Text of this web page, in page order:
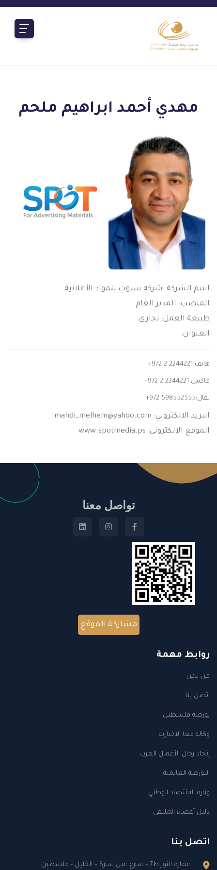
مهدي أحمد ابراهيم ملحم
اسم الشركة: شركة سبوت للمواد الأعلانية
المنصب: المدير العام
طبيعة العمل: تجاري
العنوان:
هاتف: +972 2 2244221
فاكس: +972 2 2244221
نقال:+972 598552555
البريد الالكتروني: mahdi_melhem@yahoo.com
الموقع الالكتروني: www.spotmedia.ps
تواصل معنا
مشاركة الموقع
روابط مهمة
من نحن
اتصل بنا
بورصة فلسطين
وكالة معا الاخبارية
إتحاد رجال الأعمال العرب
البورصة العالمية
وزارة الاقتصاد الوطني
دليل أعضاء الملتقى
اتصل بنا
عمارة النور ط7 - شارع عين سارة – الخليل - فلسطين